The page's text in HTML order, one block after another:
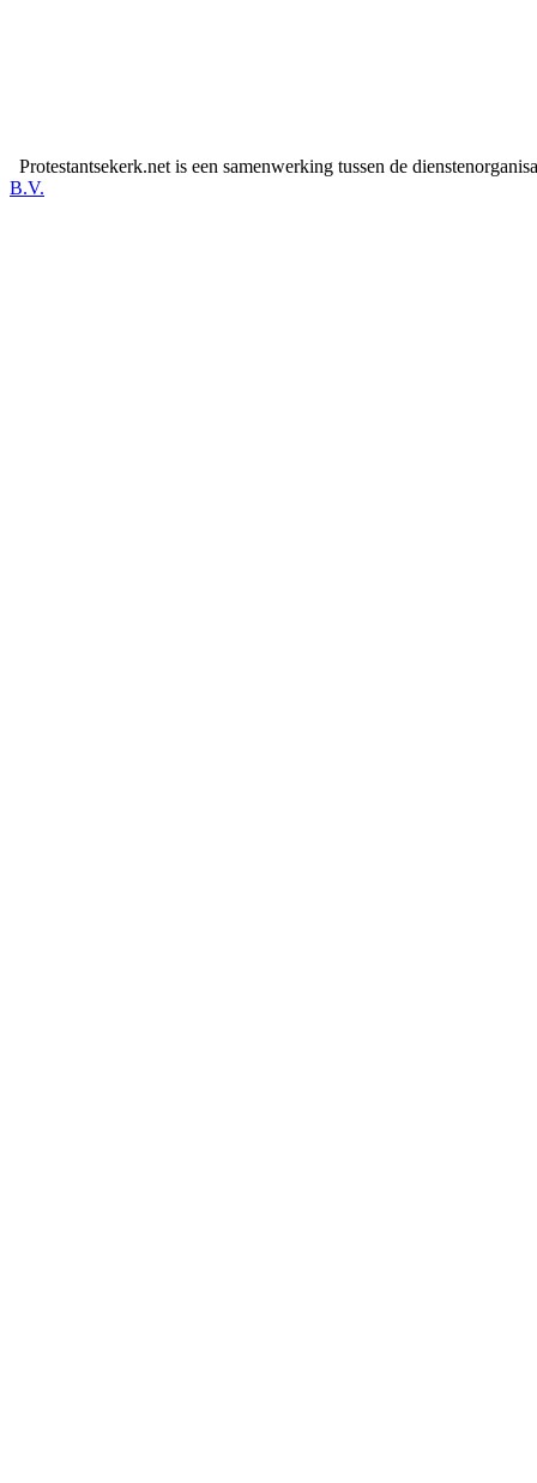
Protestantsekerk.net is een samenwerking tussen de
B.V.